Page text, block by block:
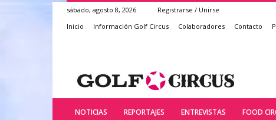
sábado, agosto 8, 2026
Registrarse / Unirse
Inicio
Información Golf Circus Colaboradores Contacto
NOTICIAS REPORTAJES ENTREVISTAS FOOD